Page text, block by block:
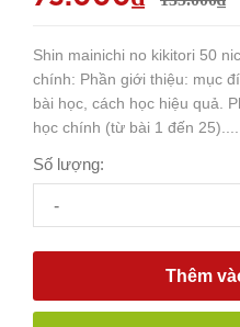
Shin mainichi no kikitori 50
chính: Phần giới thiệu: mục
bài học, cách học hiệu quả.
học chính (từ bài 1 đến 25)....
Số lượng:
-
Thêm